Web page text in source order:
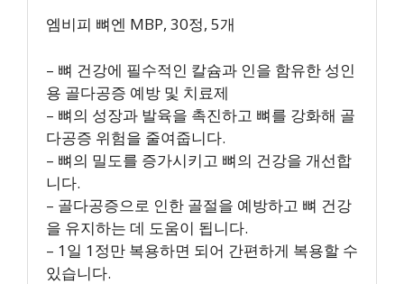
엠비피 뼈엔 MBP, 30정, 5개
– 뼈 건강에 필수적인 칼슘과 인을 함유한 성인
용 골다공증 예방 및 치료제
– 뼈의 성장과 발육을 촉진하고 뼈를 강화해 골
다공증 위험을 줄여줍니다.
– 뼈의 밀도를 증가시키고 뼈의 건강을 개선합
니다.
– 골다공증으로 인한 골절을 예방하고 뼈 건강
을 유지하는 데 도움이 됩니다.
– 1일 1정만 복용하면 되어 간편하게 복용할 수
있습니다.